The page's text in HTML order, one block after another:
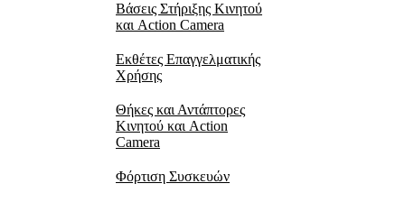
Βάσεις Στήριξης Κινητού
και Action Camera
Εκθέτες Επαγγελματικής
Χρήσης
Θήκες και Αντάπτορες
Κινητού και Action
Camera
Φόρτιση Συσκευών